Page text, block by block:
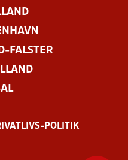
FALSTER
POLITIK